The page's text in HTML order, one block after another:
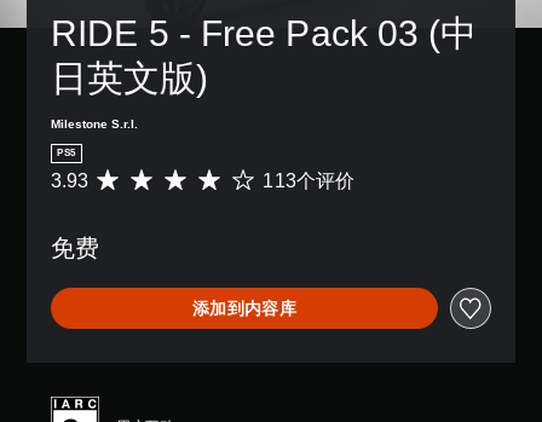
RIDE 5 - Free Pack 03 (中
日英文版)
Milestone S.r.l.
PS5
平
价
.
9
（
3.93 113个评价
免费
添加到内容库